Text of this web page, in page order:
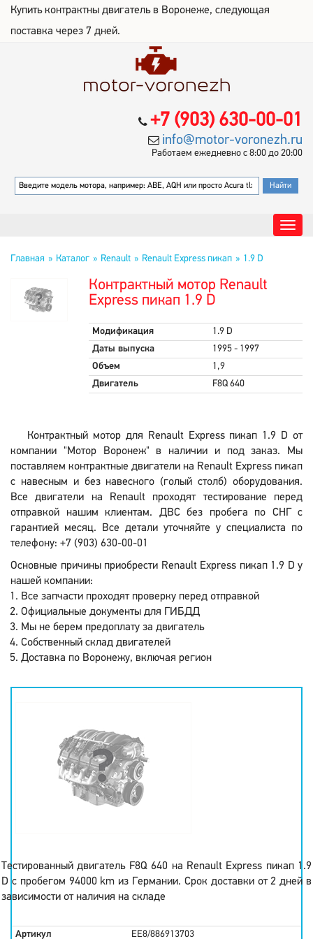
Купить контрактны двигатель в Воронеже, следующая
поставка через 7 дней.
+7 (903) 630-00-01
info@motor-voronezh.ru
Работаем ежедневно с 8:00 до 20:00
Главная Каталог Renault Renault Express пикап 1.9 D
Контрактный мотор Renault
Express пикап 1.9 D
Модификация
1.9 D
Даты выпуска
1995 - 1997
Объем
1,9
Двигатель
F8Q 640
Контрактный мотор для Renault Express пикап 1.9 D от
компании "Мотор Воронеж" в наличии и под заказ. Мы
поставляем контрактные двигатели на Renault Express пикап
с навесным и без навесного (голый столб) оборудования.
Все двигатели на Renault проходят тестирование перед
отправкой нашим клиентам. ДВС без пробега по СНГ с
гарантией месяц. Все детали уточняйте у специалиста по
телефону: +7 (903) 630-00-01
Основные причины приобрести Renault Express пикап 1.9 D у
нашей компании:
Все запчасти проходят проверку перед отправкой
Официальные документы для ГИБДД
Мы не берем предоплату за двигатель
Собственный склад двигателей
Доставка по Воронежу, включая регион
Тестированный двигатель F8Q 640 на Renault Express пикап 1.9
D с пробегом 94000 km из Германии. Срок доставки от 2 дней в
зависимости от наличия на складе
Артикул EE8/886913703